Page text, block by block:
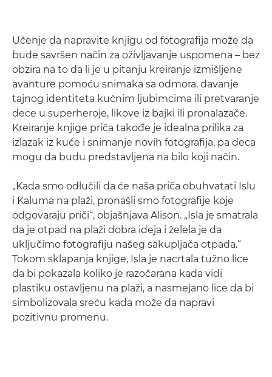
Učenje da napravite knjigu od fotografija može da
bude savršen način za oživljavanje uspomena – bez
obzira na to da li je u pitanju kreiranje izmišljene
avanture pomoću snimaka sa odmora, davanje
tajnog identiteta kućnim ljubimcima ili pretvaranje
dece u superheroje, likove iz bajki ili pronalazače.
Kreiranje knjige priča takođe je idealna prilika za
izlazak iz kuće i snimanje novih fotografija, pa deca
mogu da budu predstavljena na bilo koji način.
„Kada smo odlučili da će naša priča obuhvatati Islu
i Kaluma na plaži, pronašli smo fotografije koje
odgovaraju priči“, objašnjava Alison. „Isla je smatrala
da je otpad na plaži dobra ideja i želela je da
uključimo fotografiju našeg sakupljača otpada.“
Tokom sklapanja knjige, Isla je nacrtala tužno lice
da bi pokazala koliko je razočarana kada vidi
plastiku ostavljenu na plaži, a nasmejano lice da bi
simbolizovala sreću kada može da napravi
pozitivnu promenu.